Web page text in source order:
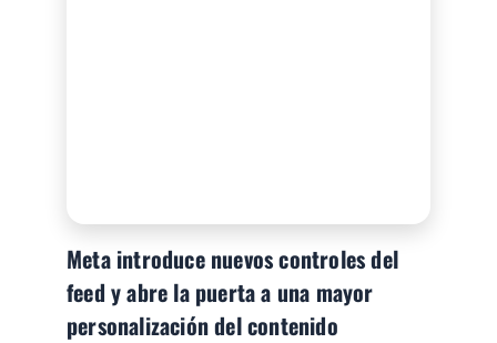
Meta introduce nuevos controles del
feed y abre la puerta a una mayor
personalización del contenido